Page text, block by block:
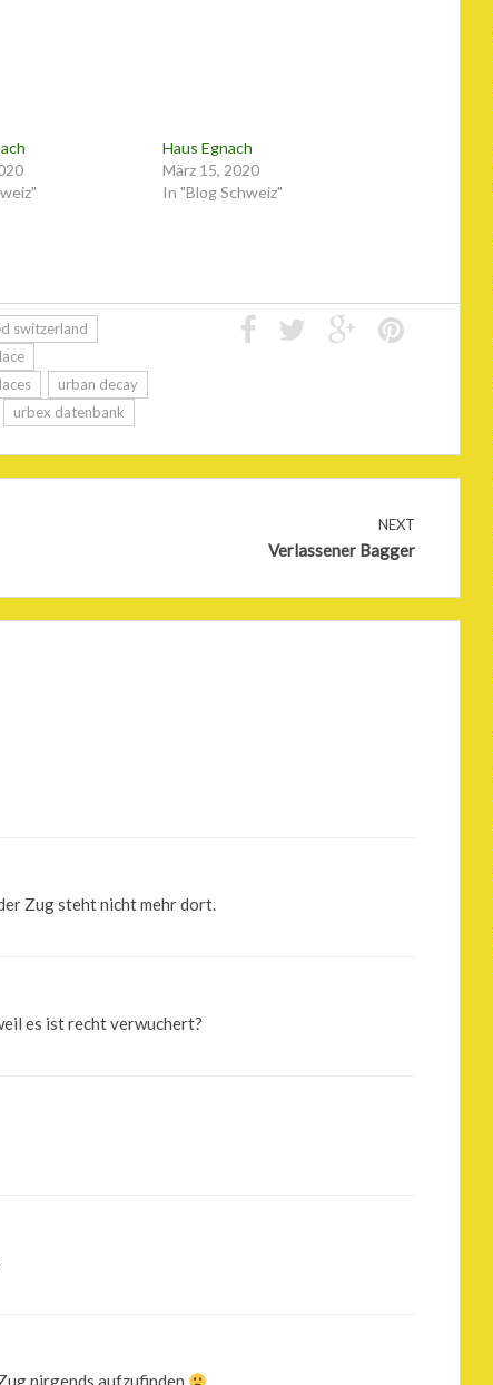
Haus Egnach
März 15, 2020
In "Blog Schweiz"
switzerland
urban decay
urbex datenbank
NEXT
Verlassener Bagger
Zug steht nicht mehr dort.
es ist recht verwuchert?
nirgends aufzufinden